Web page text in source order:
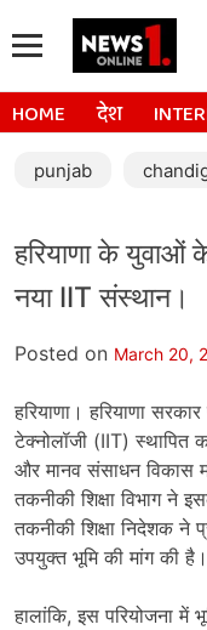
HOME देश
punjab
हरियाणा के
नया IIT संस्थान।
Posted on March 20,
हरियाणा। हरियाणा
टेक्नोलॉजी (IIT) स्थापित
और मानव संसाधन विकास
तकनीकी शिक्षा विभाग ने
तकनीकी शिक्षा निदेशक ने
उपयुक्त भूमि की मांग की है।
हालांकि, इस परियोजना में